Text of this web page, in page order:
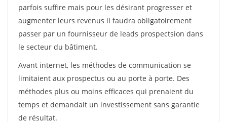
parfois suffire mais pour les désirant progresser et
augmenter leurs revenus il faudra obligatoirement
passer par un fournisseur de leads prospectsion dans
le secteur du bâtiment.
Avant internet, les méthodes de communication se
limitaient aux prospectus ou au porte à porte. Des
méthodes plus ou moins efficaces qui prenaient du
temps et demandait un investissement sans garantie
de résultat.